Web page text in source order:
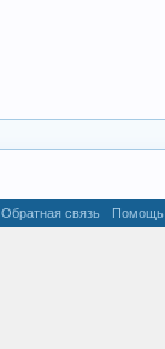
Обратная связь Помощь